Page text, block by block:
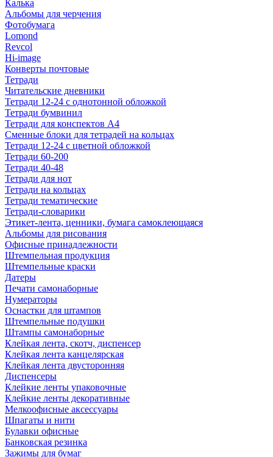
Калька
Альбомы для черчения
Фотобумага
Lomond
Revcol
Hi-image
Конверты почтовые
Тетради
Читательские дневники
Тетради 12-24 с однотонной обложкой
Тетради бумвинил
Тетради для конспектов А4
Сменные блоки для тетрадей на кольцах
Тетради 12-24 с цветной обложкой
Тетради 60-200
Тетради 40-48
Тетради для нот
Тетради на кольцах
Тетради тематические
Тетради-словарики
Этикет-лента, ценники, бумага самоклеющаяся
Альбомы для рисования
Офисные принадлежности
Штемпельная продукция
Штемпельные краски
Датеры
Печати самонаборные
Нумераторы
Оснастки для штампов
Штемпельные подушки
Штампы самонаборные
Клейкая лента, скотч, диспенсер
Клейкая лента канцелярская
Клейкая лента двусторонняя
Диспенсеры
Клейкие ленты упаковочные
Клейкие ленты декоративные
Мелкоофисные аксессуары
Шпагаты и нити
Булавки офисные
Банковская резинка
Зажимы для бумаг